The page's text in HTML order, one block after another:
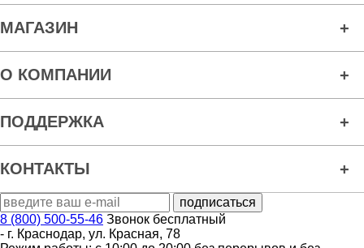
МАГАЗИН
О КОМПАНИИ
ПОДДЕРЖКА
КОНТАКТЫ
8 (800) 500-55-46 Звонок бесплатный
- г. Краснодар, ул. Красная, 78